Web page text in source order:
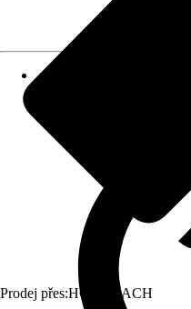
Prodej přes:HORNBACH